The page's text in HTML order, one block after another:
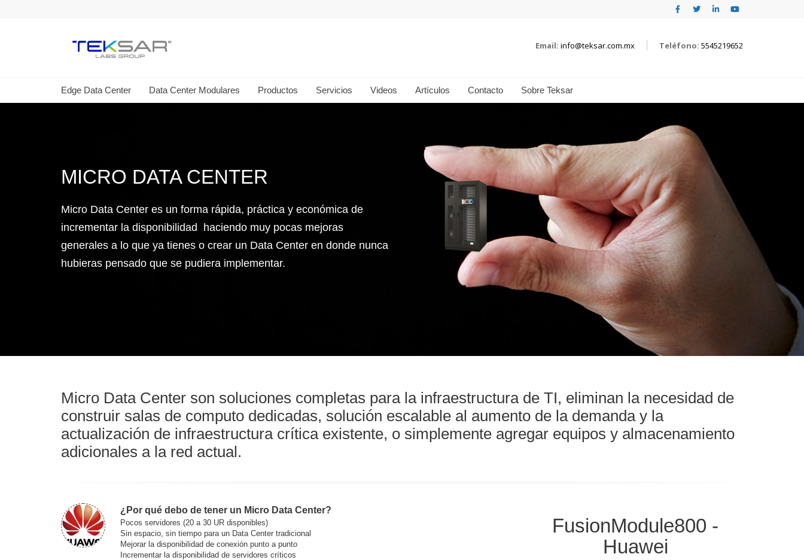
Email: info@teksar.com.mx Teléfono: 5545219652
Edge Data Center Data Center Modulares Productos Servicios Videos Artículos Contacto Sobre Teksar
MICRO DATA CENTER
Micro Data Center es un forma rápida, práctica y económica de
incrementar la disponibilidad haciendo muy pocas mejoras
generales a lo que ya tienes o crear un Data Center en donde nunca
hubieras pensado que se pudiera implementar.
Micro Data Center son soluciones completas para la infraestructura de TI, eliminan la necesidad de
construir salas de computo dedicadas, solución escalable al aumento de la demanda y la
actualización de infraestructura crítica existente, o simplemente agregar equipos y almacenamiento
adicionales a la red actual.
¿Por qué debo de tener un Micro Data Center?
Pocos servidores (20 a 30 UR disponibles)
Sin espacio, sin tiempo para un Data Center tradicional
Mejorar la disponibilidad de conexión punto a punto
Incrementar la disponibilidad de servidores críticos
FusionModule800 -
Huawei